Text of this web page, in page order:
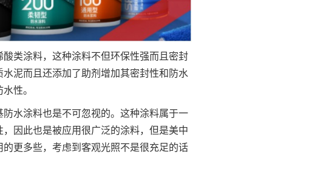
类涂料，这种涂料不但环保性强而且密封
泥而且还添加了助剂增加其密封性和防水
性。
水涂料也是不可忽视的。这种涂料属于一
因此也是被应用很广泛的涂料，但是美中
更多些，考虑到客观光照不是很充足的话